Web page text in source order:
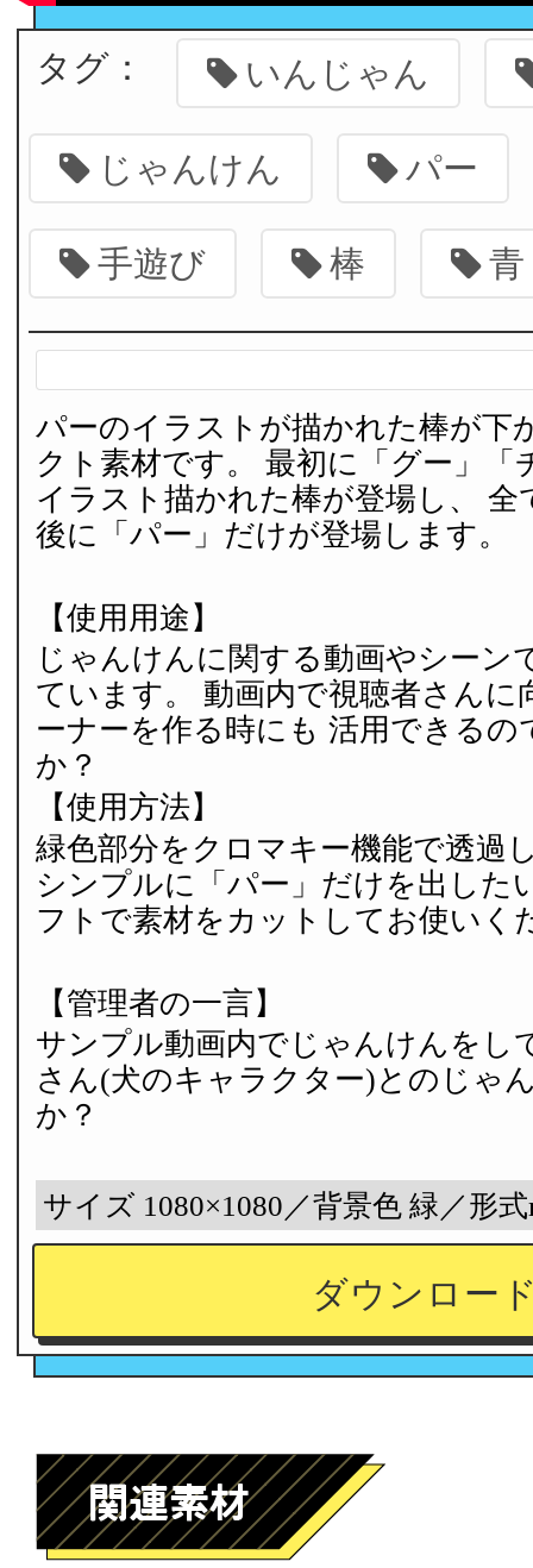
タグ： いんじゃん
じゃんけん パー
手遊び 棒 青
ダウンロー
パーのイラストが描かれた棒が下
クト素材です。 最初に「グー」「
イラスト描かれた棒が登場し、 全
後に「パー」だけが登場します。
【使用用途】
じゃんけんに関する動画やシーン
ています。 動画内で視聴者さん
ーナーを作る時にも 活用できる
か？
【使用方法】
緑色部分をクロマキー機能で透過
シンプルに「パー」だけを出した
フトで素材をカットしてお使いく
【管理者の一言】
サンプル動画内でじゃんけんをし
さん(犬のキャラクター)とのじゃ
か？
サイズ 1080×1080／背景色 緑／形式